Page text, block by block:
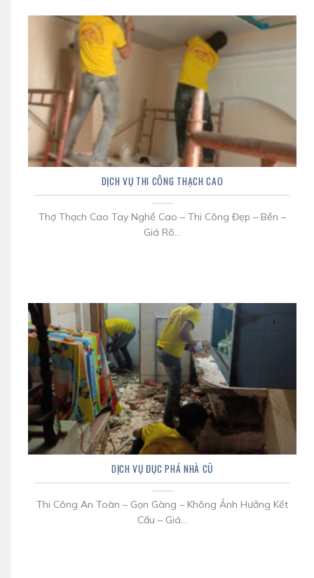
DỊCH VỤ THI CÔNG THẠCH CAO
Thợ Thạch Cao Tay Nghề Cao – Thi Công Đẹp – Bền –
Giá Rõ...
DỊCH VỤ ĐỤC PHÁ NHÀ CŨ
Thi Công An Toàn – Gọn Gàng – Không Ảnh Hưởng Kết
Cấu – Giá...